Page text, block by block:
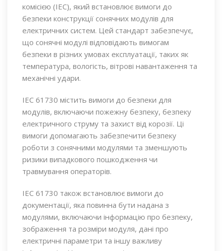
комісією (IEC), який встановлює вимоги до
безпеки конструкції сонячних модулів для
електричних систем. Цей стандарт забезпечує,
що сонячні модулі відповідають вимогам
безпеки в різних умовах експлуатації, таких як
температура, вологість, вітрові навантаження та
механічні удари.
IEC 61730 містить вимоги до безпеки для
модулів, включаючи пожежну безпеку, безпеку
електричного струму та захист від корозії. Ці
вимоги допомагають забезпечити безпеку
роботи з сонячними модулями та зменшують
ризики випадкового пошкодження чи
травмування операторів.
IEC 61730 також встановлює вимоги до
документації, яка повинна бути надана з
модулями, включаючи інформацію про безпеку,
зображення та розміри модуля, дані про
електричні параметри та іншу важливу